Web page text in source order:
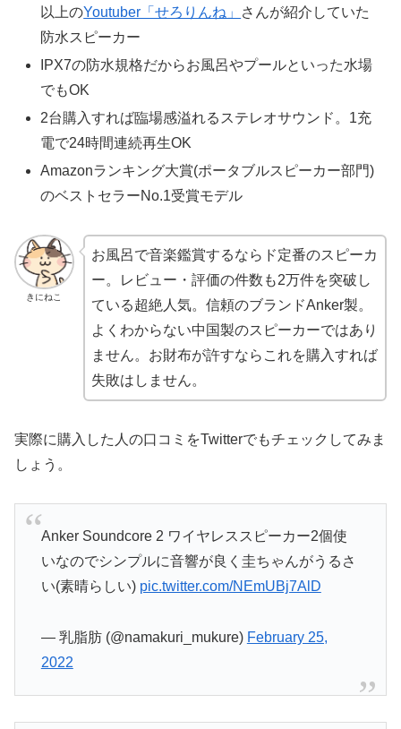
以上のYoutuber「せろりんね」
さんが紹介していた
防水スピーカー
IPX7の防水規格だからお風呂やプールといった水場
でもOK
2台購入すれば臨場感溢れるステレオサウンド。1充
電で24時間連続再生OK
Amazonランキング大賞(ポータブルスピーカー部門)
のベストセラーNo.1受賞モデル
きにねこ
お風呂で音楽鑑賞するならド定番のスピーカ
ー。レビュー・評価の件数も2万件を突破し
ている超絶人気。信頼のブランドAnker製。
よくわからない中国製のスピーカーではあり
ません。お財布が許すならこれを購入すれば
失敗はしません。
実際に購入した人の口コミをTwitterでもチェックしてみま
しょう。
Anker Soundcore 2 ワイヤレススピーカー2個使
いなのでシンプルに音響が良く圭ちゃんがうるさ
い(素晴らしい) pic.twitter.com/NEmUBj7AlD
— 乳脂肪 (@namakuri_mukure) February 25,
2022